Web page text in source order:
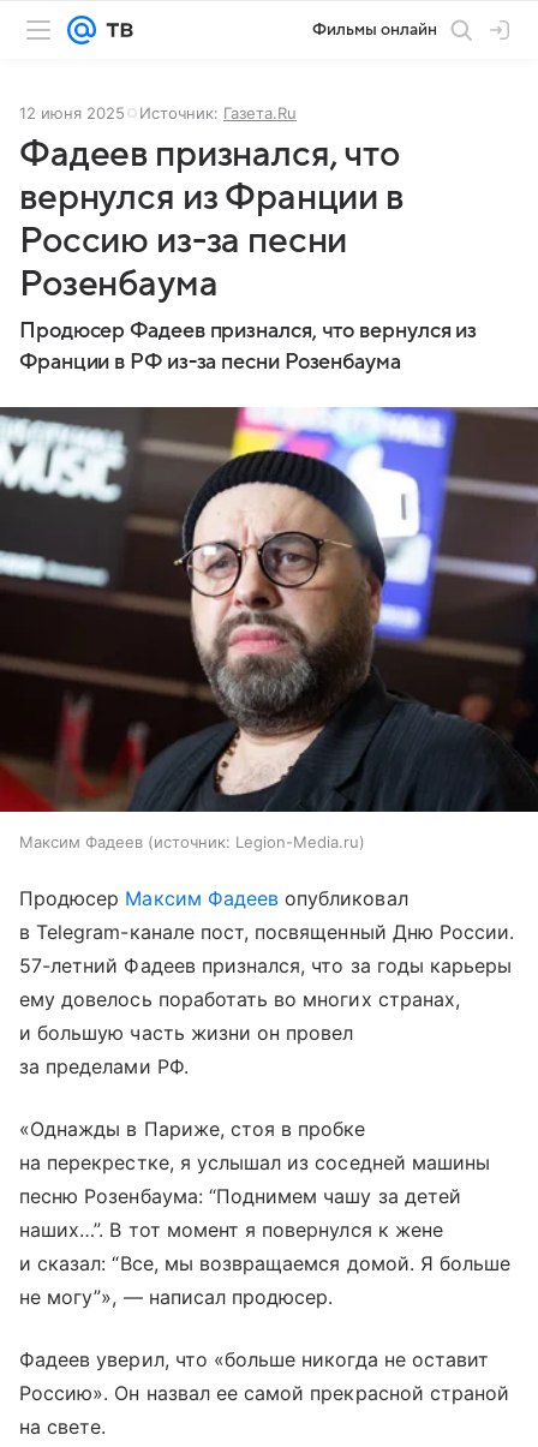
Фильмы онлайн
12 июня 2025 Источник: Газета.Ru
Фадеев признался, что
вернулся из Франции в
Россию из-за песни
Розенбаума
Продюсер Фадеев признался, что вернулся из
Франции в РФ из-за песни Розенбаума
Максим Фадеев источник: Legion-Media.ru
Продюсер Максим Фадеев опубликовал
в Telegram-канале пост, посвященный Дню России.
57-летний Фадеев признался, что за годы карьеры
ему довелось поработать во многих странах,
и большую часть жизни он провел
за пределами РФ.
«Однажды в Париже, стоя в пробке
на перекрестке, я услышал из соседней машины
песню Розенбаума: “Поднимем чашу за детей
наших…”. В тот момент я повернулся к жене
и сказал: “Все, мы возвращаемся домой. Я больше
не могу”», — написал продюсер.
Фадеев уверил, что «больше никогда не оставит
Россию». Он назвал ее самой прекрасной страной
на свете.